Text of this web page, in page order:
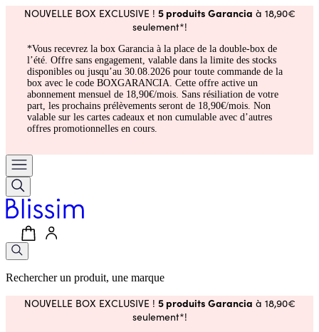
NOUVELLE BOX EXCLUSIVE ! 5 produits Garancia à 18,90€
seulement*!
*Vous recevrez la box Garancia à la place de la double-box de
l’été. Offre sans engagement, valable dans la limite des stocks
disponibles ou jusqu’au 30.08.2026 pour toute commande de la
box avec le code BOXGARANCIA. Cette offre active un
abonnement mensuel de 18,90€/mois. Sans résiliation de votre
part, les prochains prélèvements seront de 18,90€/mois. Non
valable sur les cartes cadeaux et non cumulable avec d’autres
offres promotionnelles en cours.
Rechercher un produit, une marque
NOUVELLE BOX EXCLUSIVE ! 5 produits Garancia à 18,90€
seulement*!